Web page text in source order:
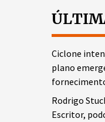
Ciclone
plano
Rodrigo
Escritor,